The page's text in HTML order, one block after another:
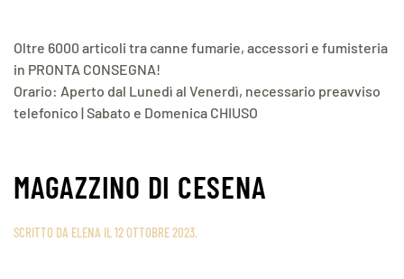
Oltre 6000 articoli tra canne fumarie, accessori e fumisteria
in PRONTA CONSEGNA!
Orario: Aperto dal Lunedì al Venerdì, necessario preavviso
telefonico | Sabato e Domenica CHIUSO
MAGAZZINO DI CESENA
SCRITTO DA ELENA IL12 OTTOBRE 2023.